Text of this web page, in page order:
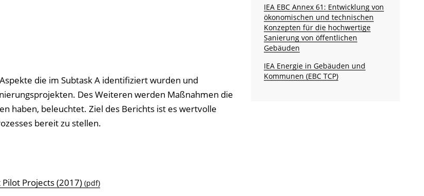
die im Subtask A identifiziert wurden und
Des Weiteren werden Maßnahmen die
haben, beleuchtet. Ziel des Berichts ist es wertvolle
bereit zu stellen.
Projects (2017) (pdf)
IEA EBC Annex 61: Entwicklung von
ökonomischen und technischen
Konzepten für die hochwertige
Sanierung von öffentlichen
Gebäuden
IEA Energie in Gebäuden und
Kommunen (EBC TCP)